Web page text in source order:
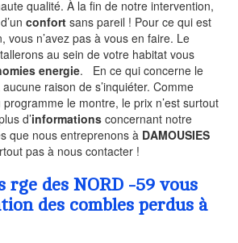
qualité. À la fin de notre intervention,
confort sans pareil ! Pour ce qui est
vous n’avez pas à vous en faire. Le
au sein de votre habitat vous
energie. En ce qui concerne le
aucune raison de s’inquiéter. Comme
programme le montre, le prix n’est surtout
d’informations concernant notre
que nous entreprenons à DAMOUSIES
pas à nous contacter !
rge des NORD -59 vous
des combles perdus à